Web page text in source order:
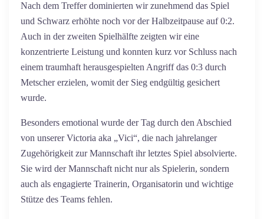
Nach dem Treffer dominierten wir zunehmend das Spiel
und Schwarz erhöhte noch vor der Halbzeitpause auf 0:2.
Auch in der zweiten Spielhälfte zeigten wir eine
konzentrierte Leistung und konnten kurz vor Schluss nach
einem traumhaft herausgespielten Angriff das 0:3 durch
Metscher erzielen, womit der Sieg endgültig gesichert
wurde.
Besonders emotional wurde der Tag durch den Abschied
von unserer Victoria aka „Vici“, die nach jahrelanger
Zugehörigkeit zur Mannschaft ihr letztes Spiel absolvierte.
Sie wird der Mannschaft nicht nur als Spielerin, sondern
auch als engagierte Trainerin, Organisatorin und wichtige
Stütze des Teams fehlen.